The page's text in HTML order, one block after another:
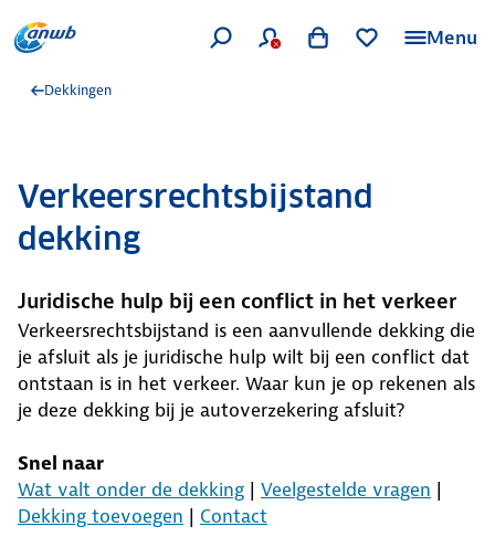
Menu
Dekkingen
Verkeersrechtsbijstand
dekking
Juridische hulp bij een conflict in het verkeer
Verkeersrechtsbijstand is een aanvullende dekking die
je afsluit als je juridische hulp wilt bij een conflict dat
ontstaan is in het verkeer. Waar kun je op rekenen als
je deze dekking bij je autoverzekering afsluit?
Snel naar
Wat valt onder de dekking | Veelgestelde vragen |
Dekking toevoegen | Contact